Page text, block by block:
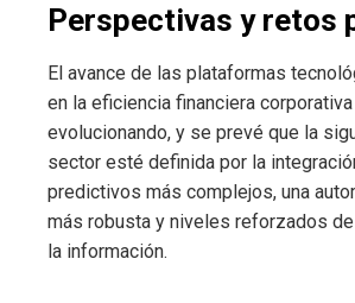
Perspectivas y retos
El avance de las plataformas
en la eficiencia financiera
evolucionando, y se prevé que la
sector esté definida por la
predictivos más complejos, una
más robusta y niveles reforzados
la información.